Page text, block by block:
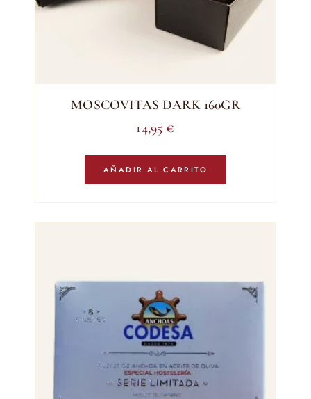
MOSCOVITAS DARK 160GR
14,95 €
AÑADIR AL CARRITO